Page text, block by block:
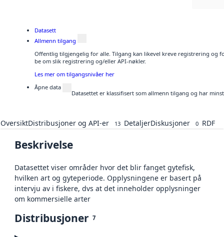
Datasett
Allmenn tilgang
Offentlig tilgjengelig for alle. Tilgang kan likevel kreve registrering og
be om slik registrering og/eller API-nøkler.
Les mer om tilgangsnivåer her
Åpne data
Datasettet er klassifisert som allmenn tilgang og har
OversiktDistribusjoner og API-er 13 DetaljerDiskusjoner 0 RDF
Beskrivelse
Datasettet viser områder hvor det blir fanget gytefisk,
hvilken art og gyteperiode. Opplysningene er basert på
intervju av i fiskere, dvs at det inneholder opplysninger
om kommersielle arter
Distribusjoner 7